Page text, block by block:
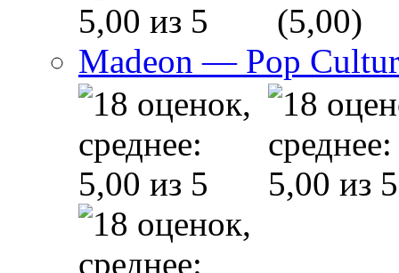
(5,00)
Madeon — Pop